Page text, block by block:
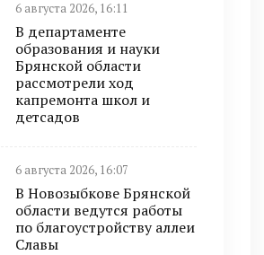
6 августа 2026, 16:11
В департаменте
образования и науки
Брянской области
рассмотрели ход
капремонта школ и
детсадов
6 августа 2026, 16:07
В Новозыбкове Брянской
области ведутся работы
по благоустройству аллеи
Славы